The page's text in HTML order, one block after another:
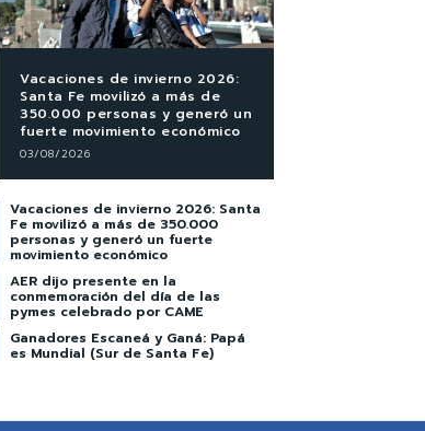
Vacaciones de invierno 2026:
Santa Fe movilizó a más de
350.000 personas y generó un
fuerte movimiento económico
03/08/2026
Vacaciones de invierno 2026: Santa
Fe movilizó a más de 350.000
personas y generó un fuerte
movimiento económico
AER dijo presente en la
conmemoración del día de las
pymes celebrado por CAME
Ganadores Escaneá y Ganá: Papá
es Mundial (Sur de Santa Fe)